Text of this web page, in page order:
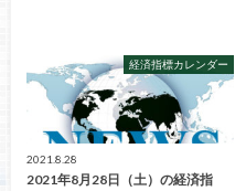
経済指標カレンダー
2021.8.28
2021年8月28日（土）の経済指